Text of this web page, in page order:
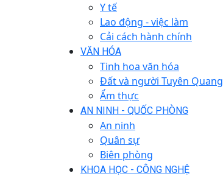
Y tế
Lao động - việc làm
Cải cách hành chính
VĂN HÓA
Tinh hoa văn hóa
Đất và người Tuyên Quang
Ẩm thực
AN NINH - QUỐC PHÒNG
An ninh
Quân sự
Biên phòng
KHOA HỌC - CÔNG NGHỆ